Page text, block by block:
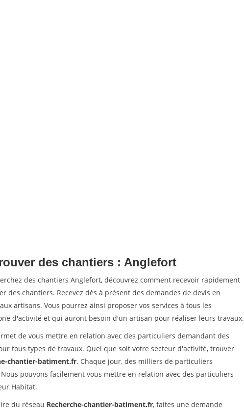
des chantiers : Anglefort
des chantiers Anglefort, découvrez comment recevoir rapidement
des chantiers. Recevez dès à présent des demandes de devis en
artisans. Vous pourrez ainsi proposer vos services à tous les
d'activité et qui auront besoin d'un artisan pour réaliser leurs travaux.
de vous mettre en relation avec des particuliers demandant des
tous types de travaux. Quel que soit votre secteur d'activité, trouver
chantier-batiment.fr. Chaque jour, des milliers de particuliers
pouvons facilement vous mettre en relation avec des particuliers
Habitat.
du réseau Recherche-chantier-batiment.fr, faites une demande